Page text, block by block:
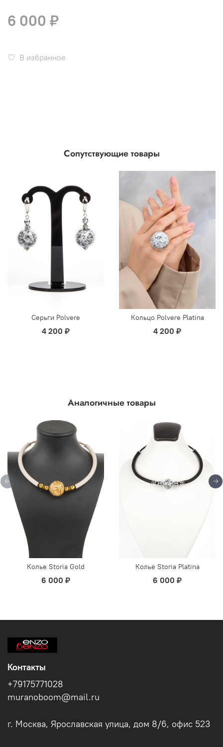
6 000 ₽
В избранное
Сопутствующие товары
Серьги Polvere
4 200 ₽
Кольцо Polvere Platina
4 200 ₽
Аналогичные товары
Колье Storia Gold
6 000 ₽
Колье Storia Platina
6 000 ₽
Контакты
+79175771028
muranoboom@mail.ru
г. Москва, Ярославская улица, дом 8/6, офис 523